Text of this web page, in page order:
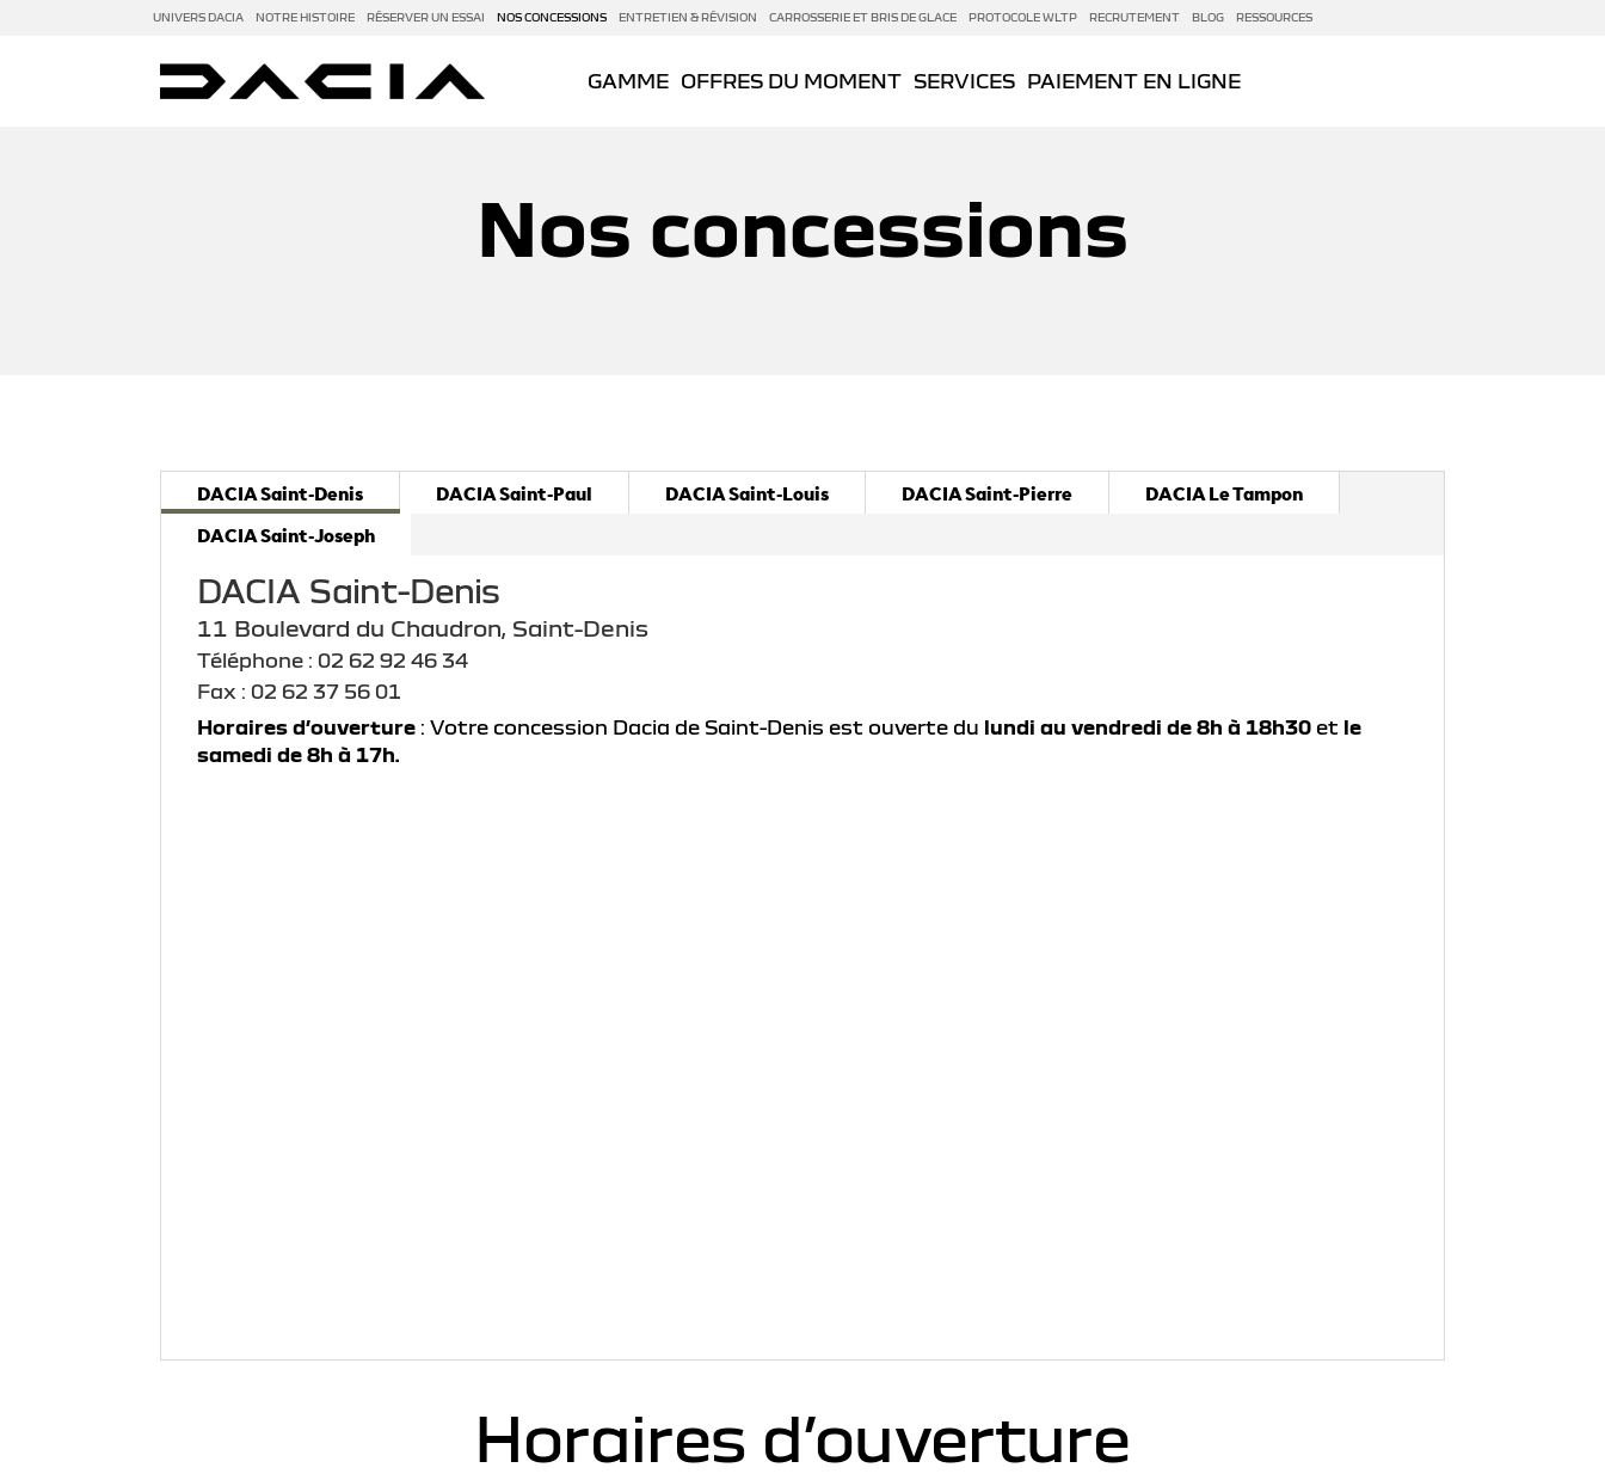
UNIVERS DACIA NOTRE HISTOIRE RÉSERVER UN ESSAI NOS CONCESSIONS ENTRETIEN & RÉVISION CARROSSERIE ET BRIS DE GLACE PROTOCOLE WLTP RECRUTEMENT BLOG RESSOURCES
GAMME OFFRES DU MOMENT SERVICES PAIEMENT EN LIGNE
Nos concessions
DACIA Saint-Denis DACIA Saint-Paul DACIA Saint-Louis DACIA Saint-Pierre
DACIA Le Tampon
DACIA Saint-Joseph
DACIA Saint-Denis
11 Boulevard du Chaudron, Saint-Denis
Téléphone : 02 62 92 46 34
Fax : 02 62 37 56 01
Horaires d’ouverture : Votre concession Dacia de Saint-Denis est ouverte du lundi au vendredi de 8h à 18h30 et le
samedi de 8h à 17h.
Horaires d’ouverture